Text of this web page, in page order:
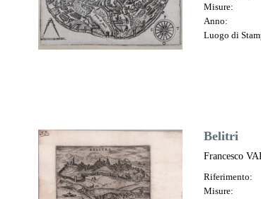
Misure:
Anno:
Luogo di
Belitri
Francesco
Riferimento:
Misure: